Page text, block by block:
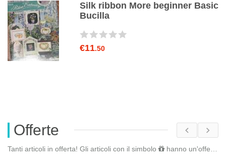
Silk ribbon More beginner Basic
Bucilla
€11.50
Offerte
Tanti articoli in offerta! Gli articoli con il simbolo hanno un'offerta riservata. Fai il